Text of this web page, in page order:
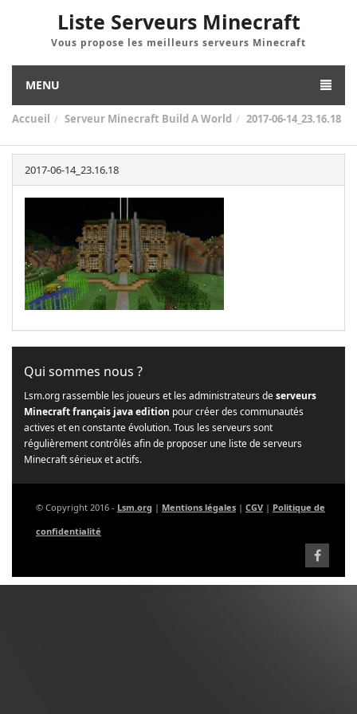
Liste Serveurs Minecraft
Vous propose les meilleurs serveurs Minecraft
MENU
Accueil Serveur Minecraft Build A World 2017-06-14_23.16.18
2017-06-14_23.16.18
Qui sommes nous ?
Lsm.org rassemble les joueurs et les administrateurs deserveurs
Minecraft français java edition pour créer des communautés
actives et en constante évolution. Tous les serveurs sont
régulièrement contrôlés afin de proposer une liste de serveurs
Minecraft sérieux et actifs.
© Copyright 2016 - Lsm.org | Mentions légales | CGV | Politique de
confidentialité